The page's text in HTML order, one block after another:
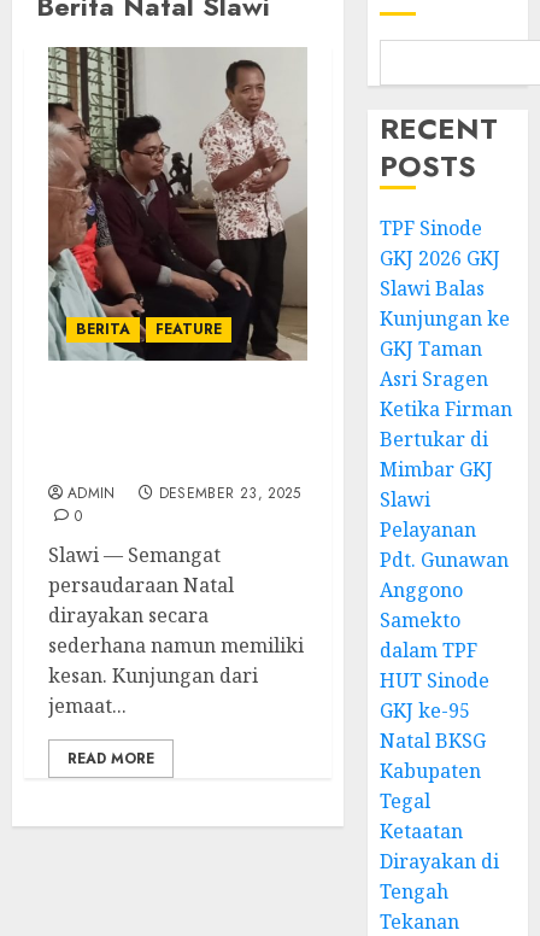
BERITA FEATURE
ADMIN
DESEMBER 23, 2025
0
Slawi — Semangat
persaudaraan Natal
dirayakan secara
sederhana namun memiliki
kesan. Kunjungan dari
jemaat...
READ MORE
RECENT
POSTS
TPF Sinode
GKJ 2026 GKJ
Slawi Balas
Kunjungan ke
GKJ Taman
Asri Sragen
Ketika Firman
Bertukar di
Mimbar GKJ
Slawi
Pelayanan
Pdt. Gunawan
Anggono
Samekto
dalam TPF
HUT Sinode
GKJ ke-95
Natal BKSG
Kabupaten
Tegal
Ketaatan
Dirayakan di
Tengah
Tekanan